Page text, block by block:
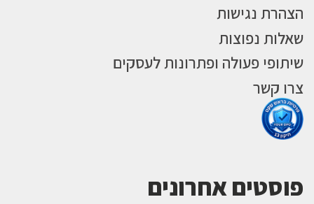
הצהרת נגישות
שאלות נפוצות
שיתופי פעולה ופתרונות לעסקים
צרו קשר
פוסטים אחרונים